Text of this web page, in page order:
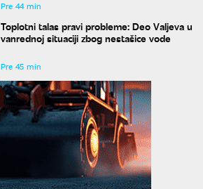
Pre 44 min
Toplotni talas pravi probleme: Deo Valjeva u
vanrednoj situaciji zbog nestašice vode
Pre 45 min